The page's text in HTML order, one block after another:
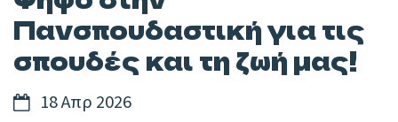
Πανσπουδαστική για τις
σπουδές και τη ζωή μας!
D
18 Απρ 2026